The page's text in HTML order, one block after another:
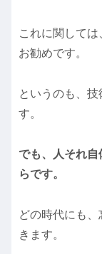
これに関して
お勧めです。
というのも、
す。
でも、人それ
らです。
どの時代にも
きます。